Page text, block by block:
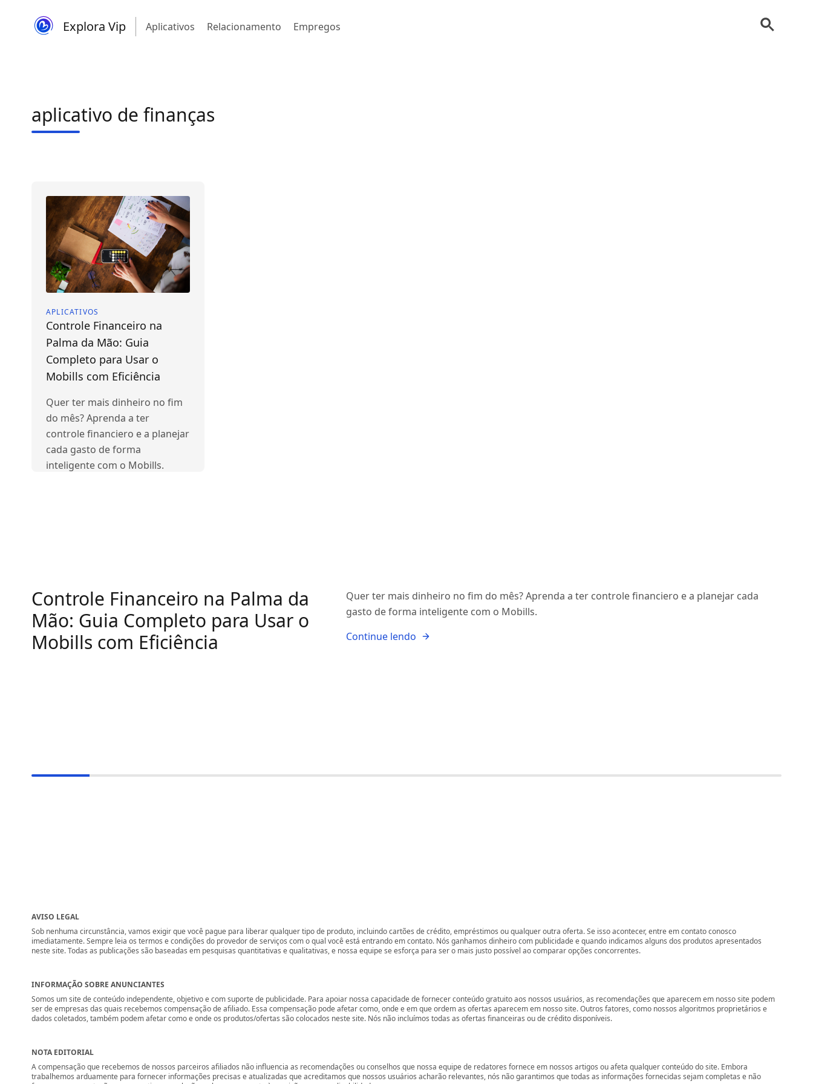
Explora Vip Aplicativos Relacionamento Empregos
aplicativo de finanças
APLICATIVOS
Controle Financeiro na
Palma da Mão: Guia
Completo para Usar o
Mobills com Eficiência
Quer ter mais dinheiro no fim
do mês? Aprenda a ter
controle financiero e a planejar
cada gasto de forma
inteligente com o Mobills.
Controle Financeiro na Palma da
Mão: Guia Completo para Usar o
Mobills com Eficiência
Quer ter mais dinheiro no fim do mês? Aprenda a ter controle financiero e a planejar cada
gasto de forma inteligente com o Mobills.
Continue lendo
AVISO LEGAL
Sob nenhuma circunstância, vamos exigir que você pague para liberar qualquer tipo de produto, incluindo cartões de crédito, empréstimos ou qualquer outra oferta. Se isso acontecer, entre em contato conosco
imediatamente. Sempre leia os termos e condições do provedor de serviços com o qual você está entrando em contato. Nós ganhamos dinheiro com publicidade e quando indicamos alguns dos produtos apresentados
neste site. Todas as publicações são baseadas em pesquisas quantitativas e qualitativas, e nossa equipe se esforça para ser o mais justo possível ao comparar opções concorrentes.
INFORMAÇÃO SOBRE ANUNCIANTES
Somos um site de conteúdo independente, objetivo e com suporte de publicidade. Para apoiar nossa capacidade de fornecer conteúdo gratuito aos nossos usuários, as recomendações que aparecem em nosso site podem
ser de empresas das quais recebemos compensação de afiliado. Essa compensação pode afetar como, onde e em que ordem as ofertas aparecem em nosso site. Outros fatores, como nossos algoritmos proprietários e
dados coletados, também podem afetar como e onde os produtos/ofertas são colocados neste site. Nós não incluímos todas as ofertas financeiras ou de crédito disponíveis.
NOTA EDITORIAL
A compensação que recebemos de nossos parceiros afiliados não influencia as recomendações ou conselhos que nossa equipe de redatores fornece em nossos artigos ou afeta qualquer conteúdo do site. Embora
trabalhemos arduamente para fornecer informações precisas e atualizadas que acreditamos que nossos usuários acharão relevantes, nós não garantimos que todas as informações fornecidas sejam completas e não